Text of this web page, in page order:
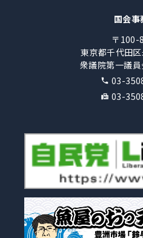
国会事
〒100-
東京都千代田
衆議院第一議
03-
03-